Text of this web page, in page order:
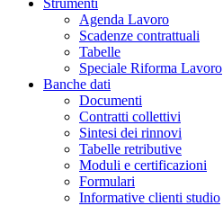
Strumenti
Agenda Lavoro
Scadenze contrattuali
Tabelle
Speciale Riforma Lavoro
Banche dati
Documenti
Contratti collettivi
Sintesi dei rinnovi
Tabelle retributive
Moduli e certificazioni
Formulari
Informative clienti studio